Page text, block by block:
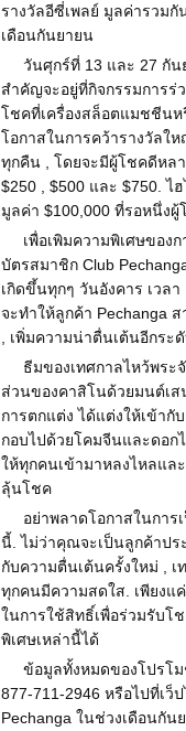
รางวัลอีซี่เพลย์ มูลค่ารวมกั
เดือนกันยายน
วันศุกร์ที่ 13 และ 27 กั
สำคัญจะอยู่ที่กิจกรรมการร่
โชคที่เครื่องสล็อตแมชชีนห
โอกาสในการคว้ารางวัลใ
ทุกคืน , โดยจะมีผู้โชคดีหล
$250 , $500 และ $750. ไ
มูลค่า $100,000 ที่รอหนึ่ง
เพื่อเพิมความพิเศษของ
บัตรสมาชิก Club
เกิดขึ้นทุกๆ วันอังคาร เวล
จะทำให้ลูกค้า Pechanga
, เพิ่มความน่าตื่นเต้นอีกร
ธีมของเทศกาลไหว้พระ
ส่วนของคาสิโนด้วยมนต์เส
การตกแต่ง ได้แต่งให้เข้ากั
กอบไปด้วยโคมจีนและดอ
ให้ทุกคนเข้ามาหลงไหลแล
ลุ้นโชค
อย่าพลาดโอกาสในกา
นี้. ไม่ว่าคุณจะเป็นลูกค้าปร
กับความตื่นเต้นครั้งใหม่ ,
ทุกคนมีความสดใส. เพียงแ
ในการใช้สิทธิ์เพื่อร่วมรับโ
พิเศษเหล่านี้ได้
ข้อมูลทั้งหมดของโปรโ
877-711-2946 หรือไปที่เว็
Pechanga ในช่วงเดือนกั